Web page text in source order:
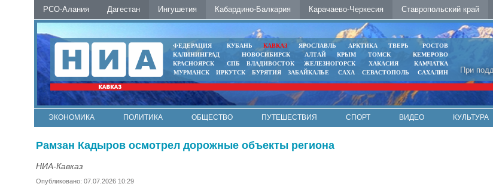
РСО-Алания Дагестан Ингушетия Кабардино-Балкария Карачаево-Черкесия Ставропольский край
При
ФЕДЕРАЦИЯ КУБАНЬ КАВКАЗ ЯРОСЛАВЛЬ АРКТИКА ТВЕРЬ
РОСТОВ
КАЛИНИНГРАД
НОВОСИБИРСК АЛТАЙ КРЫМ ТОМСК
КЕМЕРОВО
КРАСНОЯРСК
СПБ ВЛАДИВОСТОК ЖЕЛЕЗНОГОРСК ХАКАСИЯ
КАМЧАТКА
МУРМАНСК
ИРКУТСК БУРЯТИЯ ЗАБАЙКАЛЬЕ САХА СЕВАСТОПОЛЬ САХАЛИН
ЭКОНОМИКА ПОЛИТИКА ОБЩЕСТВО ПУТЕШЕСТВИЯ СПОРТ ВИДЕО КУЛЬТУРА
Рамзан Кадыров осмотрел дорожные объекты региона
НИА-Кавказ
Опубликовано: 07.07.2026 10:29